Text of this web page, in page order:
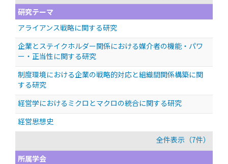
研究テーマ
アライアンス戦略に関する研究
企業とステイクホルダー関係における媒介者の機能・パワ
ー・正当性に関する研究
制度環境における企業の戦略的対応と組織間関係構築に関
する研究
経営学におけるミクロとマクロの統合に関する研究
経営思想史
全件表示（7件）
所属学会